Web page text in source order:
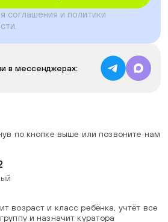
соглашения и политики
.
в мессенджерах:
по кнопке выше или позвоните нам
возраст и класс ребёнка, учтёт все
и назначит куратора